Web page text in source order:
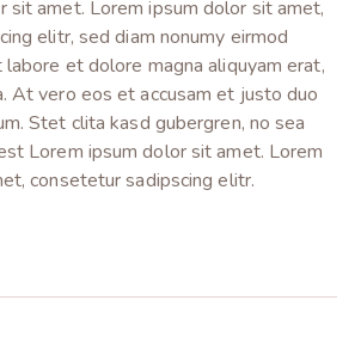
sit amet. Lorem ipsum dolor sit amet,
elitr, sed diam nonumy eirmod
et dolore magna aliquyam erat,
At vero eos et accusam et justo duo
Stet clita kasd gubergren, no sea
Lorem ipsum dolor sit amet. Lorem
consetetur sadipscing elitr.